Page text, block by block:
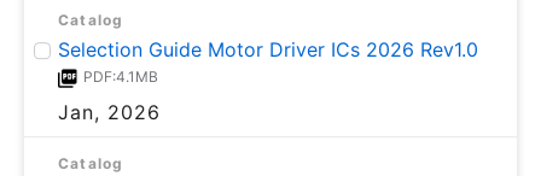
Catalog
Selection Guide Motor Driver ICs 2026 Rev1.0
PDF:4.1MB
Jan, 2026
Catalog